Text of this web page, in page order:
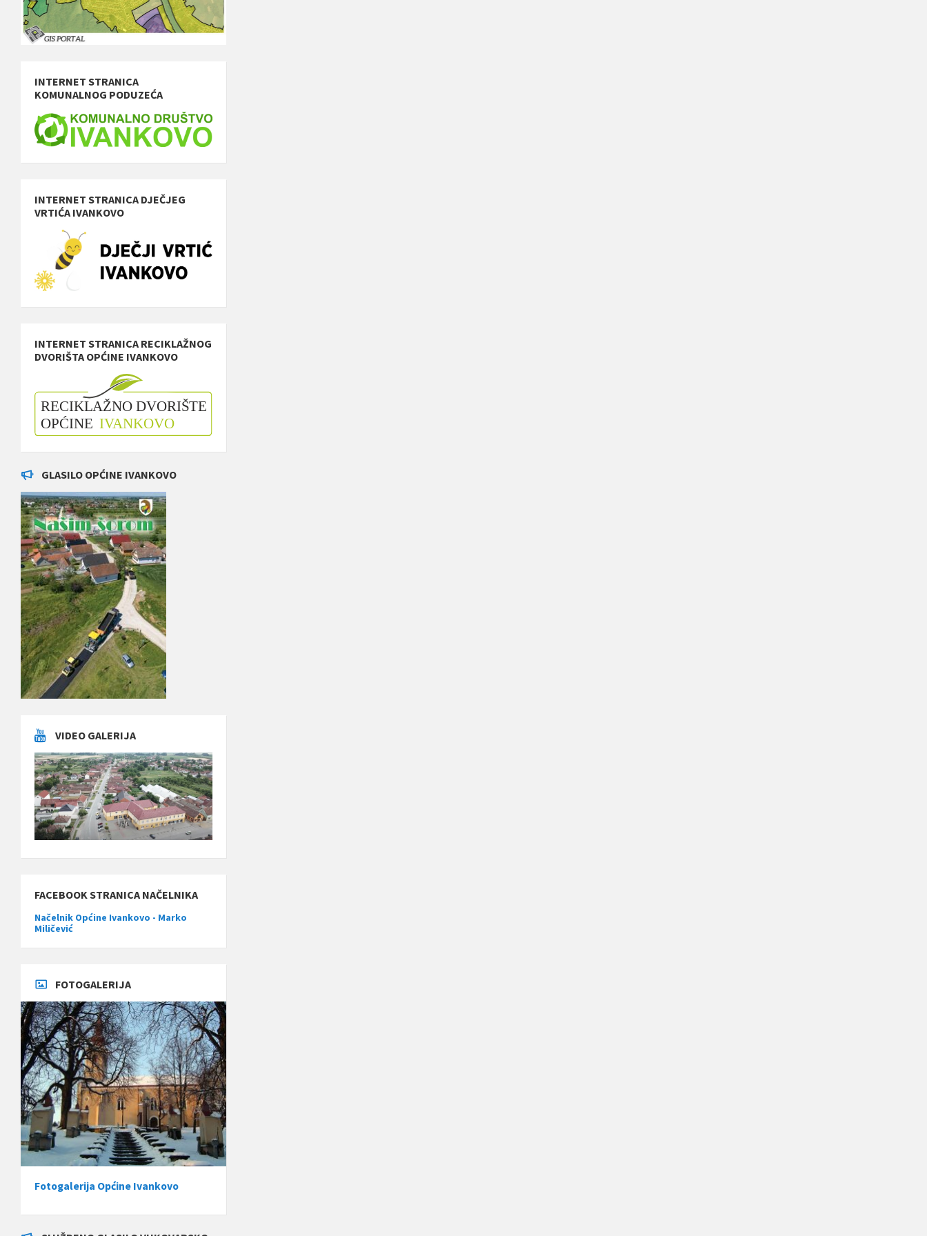
INTERNET STRANICA
KOMUNALNOG PODUZEĆA
INTERNET STRANICA DJEČJEG
VRTIĆA IVANKOVO
INTERNET STRANICA RECIKLAŽNOG
DVORIŠTA OPĆINE IVANKOVO
GLASILO OPĆINE IVANKOVO
VIDEO GALERIJA
FACEBOOK STRANICA NAČELNIKA
Načelnik Općine Ivankovo - Marko
Miličević
FOTOGALERIJA
Fotogalerija Općine Ivankovo